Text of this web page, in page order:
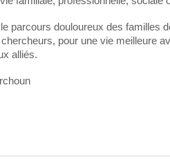
parcours douloureux des familles
pour une vie meilleure
alliés.